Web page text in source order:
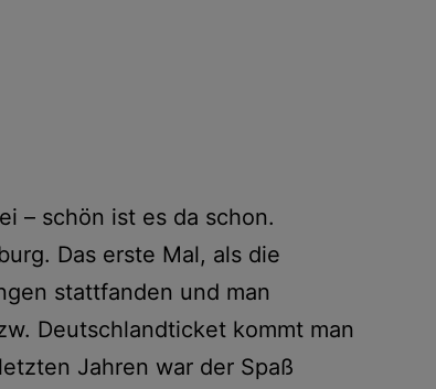
– schön ist es da schon.
Das erste Mal, als die
stattfanden und man
Deutschlandticket kommt man
Jahren war der Spaß